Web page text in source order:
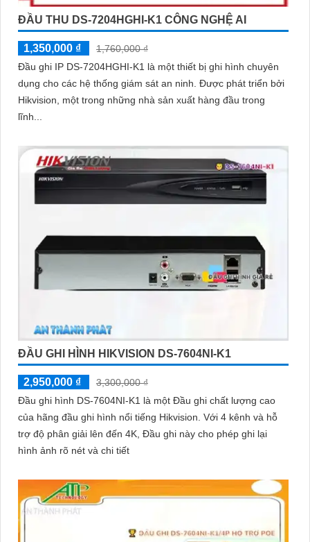
ĐẦU THU DS-7204HGHI-K1 CÔNG NGHỆ AI
1,350,000 ₫
1,760,000 ₫
Đầu ghi IP DS-7204HGHI-K1 là một thiết bị ghi hình chuyên
dụng cho các hệ thống giám sát an ninh. Được phát triển bởi
Hikvision, một trong những nhà sản xuất hàng đầu trong
lĩnh...
ĐẦU GHI HÌNH HIKVISION DS-7604NI-K1
2,950,000 ₫
3,300,000 ₫
Đầu ghi hình DS-7604NI-K1 là một Đầu ghi chất lượng cao
của hãng đầu ghi hình nổi tiếng Hikvision. Với 4 kênh và hỗ
trợ độ phân giải lên đến 4K, Đầu ghi này cho phép ghi lại
hình ảnh rõ nét và chi tiết